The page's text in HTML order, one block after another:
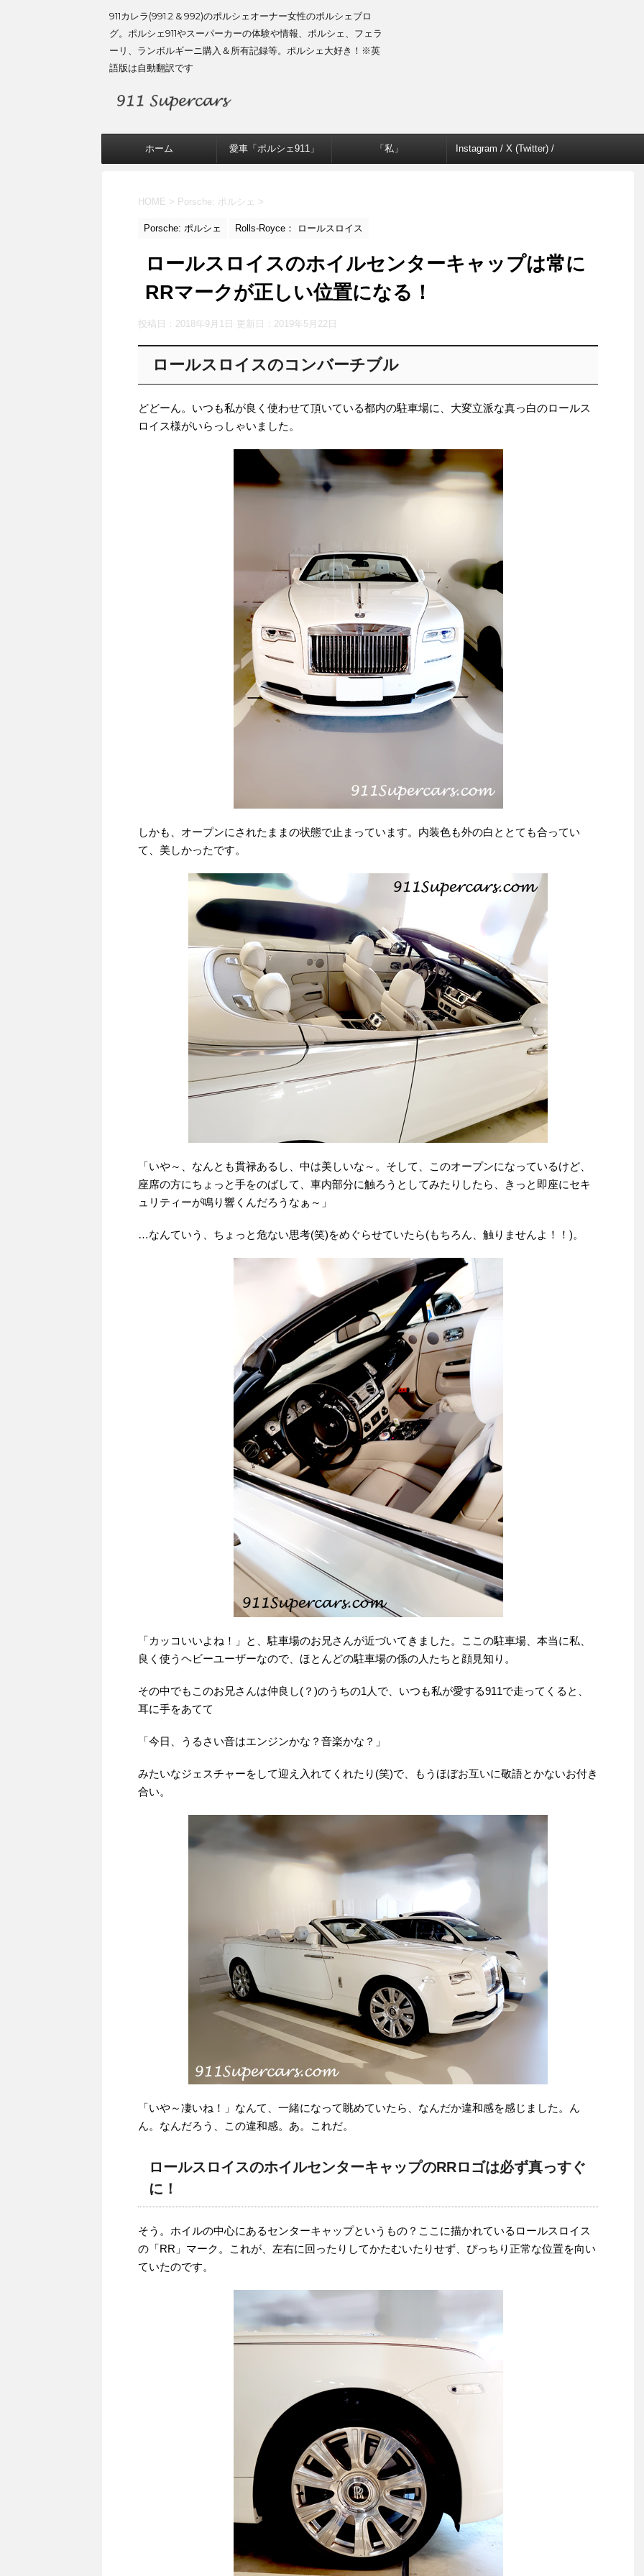
911カレラ(991.2 & 992)のポルシェオーナー女性のポルシェブロ
グ。ポルシェ911やスーパーカーの体験や情報、ポルシェ、フェラ
ーリ、ランボルギーニ購入＆所有記録等。ポルシェ大好き！※英
語版は自動翻訳です
ホーム 愛車「ポルシェ911」 「私」 Instagram / X (Twitter) /
HOME > Porsche: ポルシェ >
Porsche: ポルシェ Rolls-Royce： ロールスロイス
ロールスロイスのホイルセンターキャップは常に
RRマークが正しい位置になる！
投稿日：2018年9月1日 更新日： 2019年5月22日
ロールスロイスのコンバーチブル
どどーん。いつも私が良く使わせて頂いている都内の駐車場に、大変立派な真っ白のロールス
ロイス様がいらっしゃいました。
しかも、オープンにされたままの状態で止まっています。内装色も外の白ととても合ってい
て、美しかったです。
「いや～、なんとも貫禄あるし、中は美しいな～。そして、このオープンになっているけど、
座席の方にちょっと手をのばして、車内部分に触ろうとしてみたりしたら、きっと即座にセキ
ュリティーが鳴り響くんだろうなぁ～」
…なんていう、ちょっと危ない思考(笑)をめぐらせていたら(もちろん、触りませんよ！！)。
「カッコいいよね！」と、駐車場のお兄さんが近づいてきました。ここの駐車場、本当に私、
良く使うヘビーユーザーなので、ほとんどの駐車場の係の人たちと顔見知り。
その中でもこのお兄さんは仲良し(？)のうちの1人で、いつも私が愛する911で走ってくると、
耳に手をあてて
「今日、うるさい音はエンジンかな？音楽かな？」
みたいなジェスチャーをして迎え入れてくれたり(笑)で、もうほぼお互いに敬語とかないお付き
合い。
「いや～凄いね！」なんて、一緒になって眺めていたら、なんだか違和感を感じました。ん
ん。なんだろう、この違和感。あ。これだ。
ロールスロイスのホイルセンターキャップのRRロゴは必ず真っすぐ
に！
そう。ホイルの中心にあるセンターキャップというもの？ここに描かれているロールスロイス
の「RR」マーク。これが、左右に回ったりしてかたむいたりせず、ぴっちり正常な位置を向い
ていたのです。